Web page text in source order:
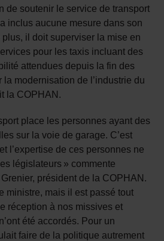
de soutenir le service de transport
inclus aucune mesure dans son
il doit superviser la mise en
pour les taxis incluant des
attendues depuis la fin des
modernisation de l’industrie du
la COPHAN.
place les personnes ayant des
sur la voie de garage. C’est
l’expertise de ces personnes ne
législateurs » commente
président de la COPHAN.
ministre, mais il est passé tout
réception à nos missives et
été accordés. Pour un
faire de la politique autrement